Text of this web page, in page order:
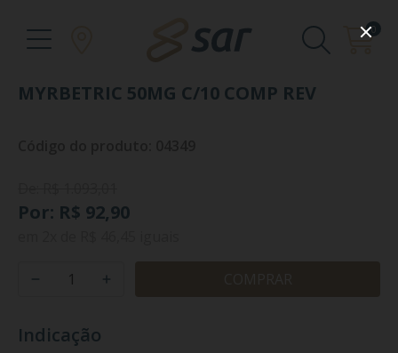
0
MYRBETRIC 50MG C/10 COMP REV
Por: R$ 92,90
Indicação